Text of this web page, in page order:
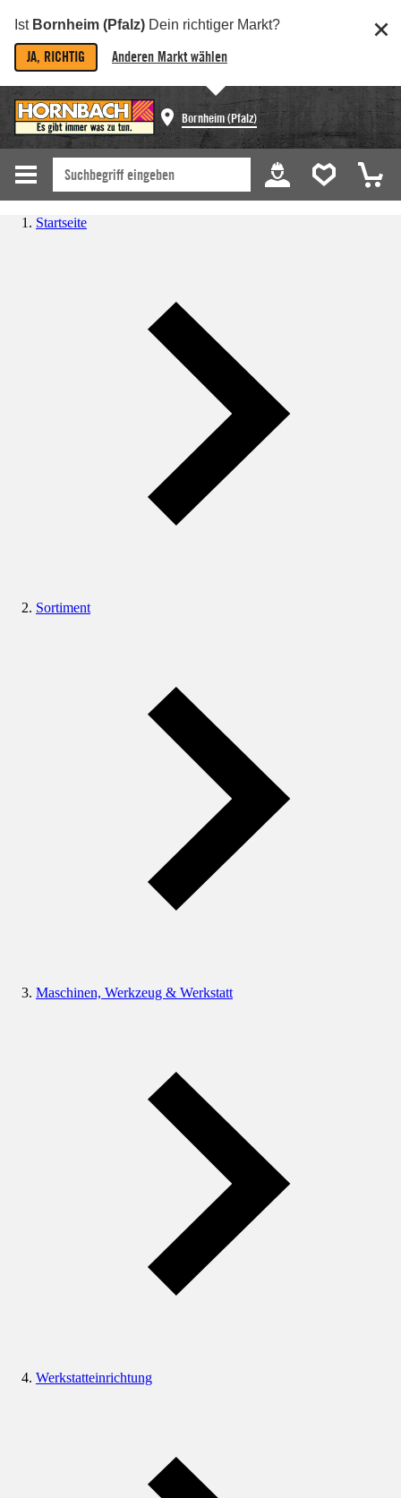
Ist Bornheim (Pfalz) Dein richtiger Markt?
JA, RICHTIG Anderen Markt wählen
Bornheim (Pfalz)
Startseite
Sortiment
Maschinen, Werkzeug & Werkstatt
Werkstatteinrichtung